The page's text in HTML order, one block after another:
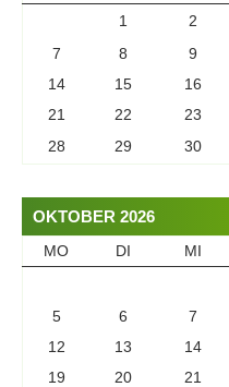
1
2
7
8 9
14
15 16
21
22 23
28
29 30
OKTOBER 2026
MO DI MI
5
6 7
12
13 14
19
20 21